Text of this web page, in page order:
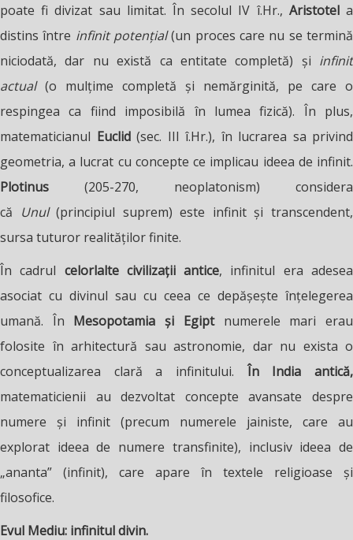
poate fi divizat sau limitat. În secolul IV î.Hr., Aristotela
distins între infinit potențial(un proces care nu se termină
niciodată, dar nu există ca entitate completă) și infinit
actual(o mulțime completă și nemărginită, pe care o
respingea ca fiind imposibilă în lumea fizică). În plus,
matematicianul Euclid (sec. III î.Hr.), în lucrarea sa privind
geometria, a lucrat cu concepte ce implicau ideea de infinit.
Plotinus (205-270, neoplatonism) considera
că Unul(principiul suprem) este infinit și transcendent,
sursa tuturor realităților finite.
În cadrul celorlalte civilizații antice, infinitul era adesea
asociat cu divinul sau cu ceea ce depășește înțelegerea
umană. În Mesopotamia și Egiptnumerele mari erau
folosite în arhitectură sau astronomie, dar nu exista o
conceptualizarea clară a infinitului.În India antică,
matematicienii au dezvoltat concepte avansate despre
numere și infinit (precum numerele jainiste, care au
explorat ideea de numere transfinite), inclusiv ideea de
„ananta” (infinit), care apare în textele religioase și
filosofice.
Evul Mediu: infinitul divin.